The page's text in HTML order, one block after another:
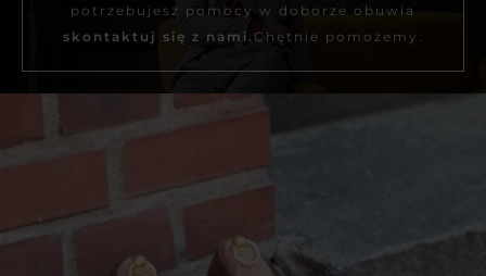
potrzebujesz pomocy w doborze obuwia
skontaktuj się z nami. Chętnie pomożemy.